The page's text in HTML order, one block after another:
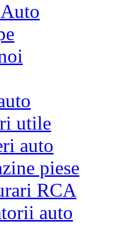
utile
auto
piese
RCA
auto